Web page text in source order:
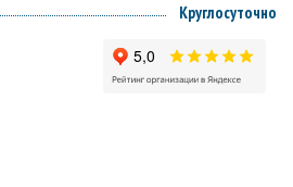
Круглосуточно